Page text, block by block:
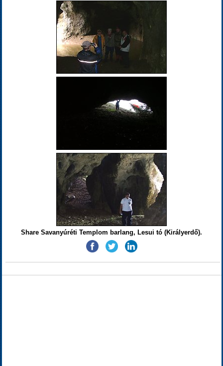
Share Savanyúréti Templom barlang, Lesui tó (Királyerdő).